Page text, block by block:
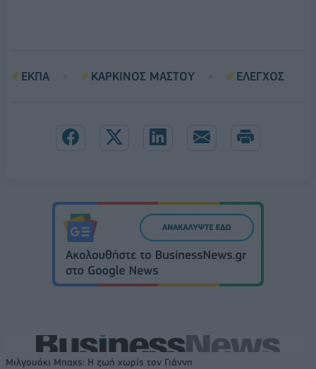
ΕΚΠΑ ΚΑΡΚΙΝΟΣ ΜΑΣΤΟΥ ΕΛΕΓΧΟΣ
Μιλγουόκι Μπακς: Η ζωή χωρίς τον Γιάννη